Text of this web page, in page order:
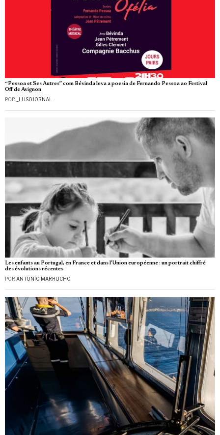
“Pessoa et Ses Autres” com Bévinda leva a poesia de Fernando Pessoa ao Festival
Off de Avignon
POR _LUSOJORNAL
Les enfants au Portugal, en France et dans l’Union européenne : un portrait chiffré
des évolutions récentes
POR ANTÓNIO MARRUCHO